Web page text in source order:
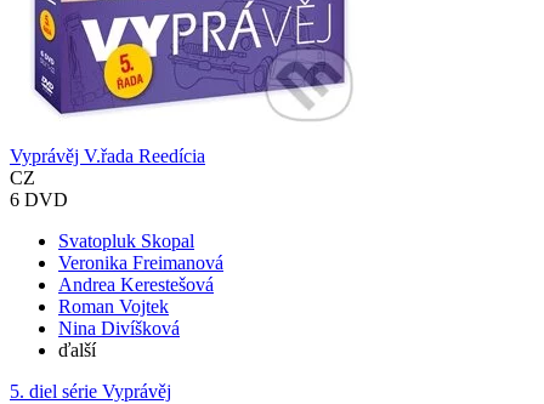
Vyprávěj V.řada Reedícia
CZ
6 DVD
Svatopluk Skopal
Veronika Freimanová
Andrea Kerestešová
Roman Vojtek
Nina Divíšková
ďalší
5. diel série Vyprávěj